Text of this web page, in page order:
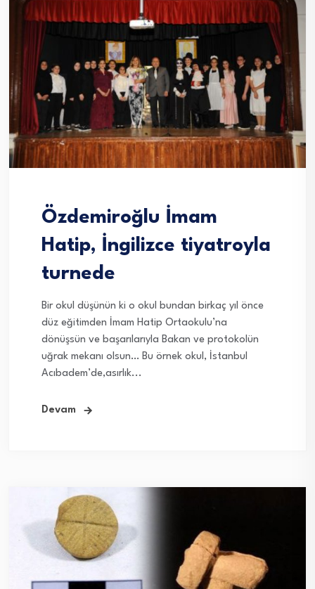
Özdemiroğlu İmam
Hatip, İngilizce tiyatroyla
turnede
Bir okul düşünün ki o okul bundan birkaç yıl önce
düz eğitimden İmam Hatip Ortaokulu’na
dönüşsün ve başarılarıyla Bakan ve protokolün
uğrak mekanı olsun… Bu örnek okul, İstanbul
Acıbadem’de,asırlık...
Devam